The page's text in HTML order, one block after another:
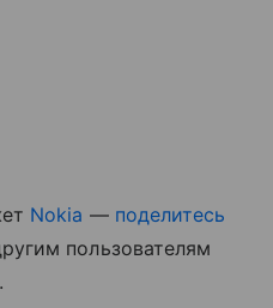
Nokia — поделитесь
пользователям